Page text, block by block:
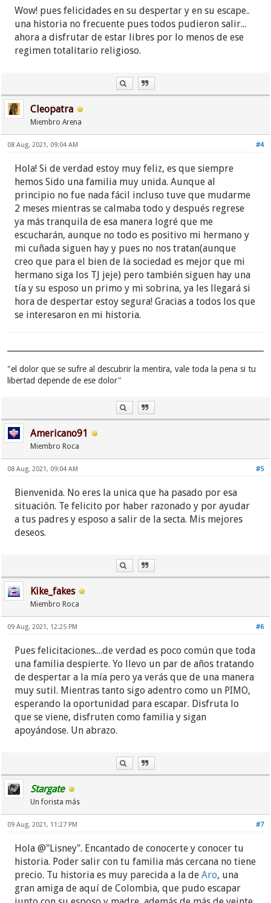
Wow! pues felicidades en su despertar y en su escape..
una historia no frecuente pues todos pudieron salir...
ahora a disfrutar de estar libres por lo menos de ese
regimen totalitario religioso.
Cleopatra
Miembro Arena
#4
08 Aug, 2021, 09:04 AM
Hola! Si de verdad estoy muy feliz, es que siempre
hemos Sido una familia muy unida. Aunque al
principio no fue nada fácil incluso tuve que mudarme
2 meses mientras se calmaba todo y después regrese
ya más tranquila de esa manera logré que me
escucharán, aunque no todo es positivo mi hermano y
mi cuñada siguen hay y pues no nos tratan(aunque
creo que para el bien de la sociedad es mejor que mi
hermano siga los TJ jeje) pero también siguen hay una
tía y su esposo un primo y mi sobrina, ya les llegará si
hora de despertar estoy segura! Gracias a todos los que
se interesaron en mi historia.
"el dolor que se sufre al descubrir la mentira, vale toda la pena si tu
libertad depende de ese dolor"
Americano91
Miembro Roca
#5
08 Aug, 2021, 09:04 AM
Bienvenida. No eres la unica que ha pasado por esa
situación. Te felicito por haber razonado y por ayudar
a tus padres y esposo a salir de la secta. Mis mejores
deseos.
Kike_fakes
Miembro Roca
#6
09 Aug, 2021, 12:25 PM
Pues felicitaciones....de verdad es poco común que toda
una familia despierte. Yo llevo un par de años tratando
de despertar a la mía pero ya verás que de una manera
muy sutil. Mientras tanto sigo adentro como un PIMO,
esperando la oportunidad para escapar. Disfruta lo
que se viene, disfruten como familia y sigan
apoyándose. Un abrazo.
Stargate
Un forista más
#7
09 Aug, 2021, 11:27 PM
Hola @"Lisney". Encantado de conocerte y conocer tu
historia. Poder salir con tu familia más cercana no tiene
precio. Tu historia es muy parecida a la deAro, una
gran amiga de aquí de Colombia, que pudo escapar